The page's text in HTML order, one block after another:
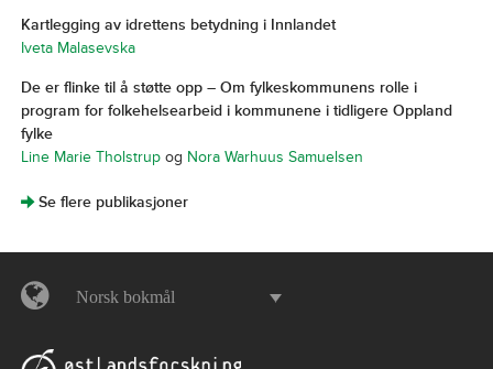
Kartlegging av idrettens betydning i Innlandet
Iveta Malasevska
De er flinke til å støtte opp – Om fylkeskommunens rolle i
program for folkehelsearbeid i kommunene i tidligere Oppland
fylke
Line Marie Tholstrupog Nora Warhuus Samuelsen
]Se flere publikasjoner
Norsk bokmål